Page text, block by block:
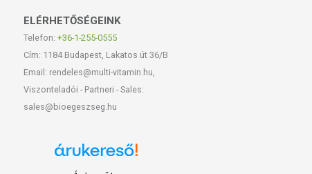
ELÉRHETŐSÉGEINK
Telefon: +36-1-255-0555
Cím: 1184 Budapest, Lakatos út 36/B
Email: rendeles@multi-vitamin.hu,
Viszonteladói - Partneri - Sales:
sales@bioegeszseg.hu